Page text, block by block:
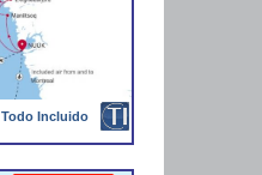
Todo Incluido